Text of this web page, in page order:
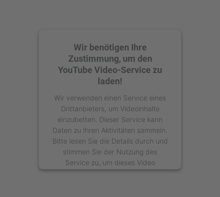
Wir benötigen Ihre
Zustimmung, um den
YouTube Video-Service zu
laden!
Wir verwenden einen Service eines
Drittanbieters, um Videoinhalte
einzubetten. Dieser Service kann
Daten zu Ihren Aktivitäten sammeln.
Bitte lesen Sie die Details durch und
stimmen Sie der Nutzung des
Service zu, um dieses Video
anzusehen.